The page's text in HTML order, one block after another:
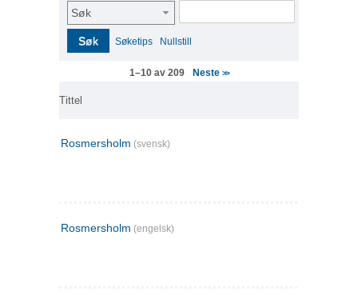
Søk
Søk Søketips Nullstill
1–10 av 209 Neste >>
Tittel
Rosmersholm (svensk)
Rosmersholm (engelsk)